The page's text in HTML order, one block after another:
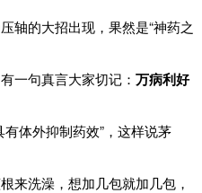
轴的大招出现，果然是“神药之
一句真言大家切记： 万病利好
体外抑制药效”，这样说茅
来洗澡，想加几包就加几包，